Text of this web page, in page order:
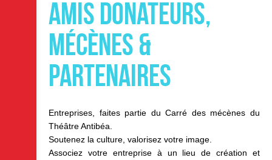
Amis donateurs,
mécènes &
partenaires
Entreprises, faites partie du Carré des mécènes du
Théâtre Antibéa.
Soutenez la culture, valorisez votre image.
Associez votre entreprise à un lieu de création et